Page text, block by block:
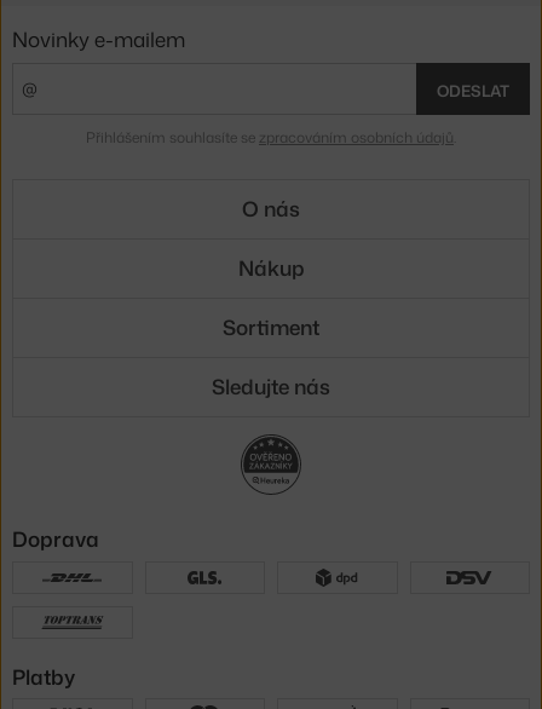
Novinky e-mailem
ODESLAT
Přihlášením souhlasíte se zpracováním osobních údajů
O nás
Nákup
Sortiment
Sledujte nás
Doprava
Platby